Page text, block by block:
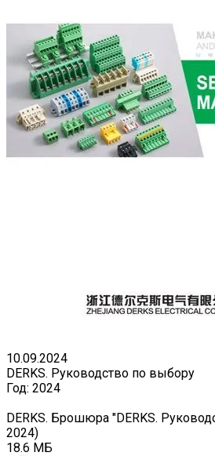
10.09.2024
DERKS. Руководство по выбору
Год: 2024
DERKS. Брошюра "DERKS.
2024)
18.6 МБ